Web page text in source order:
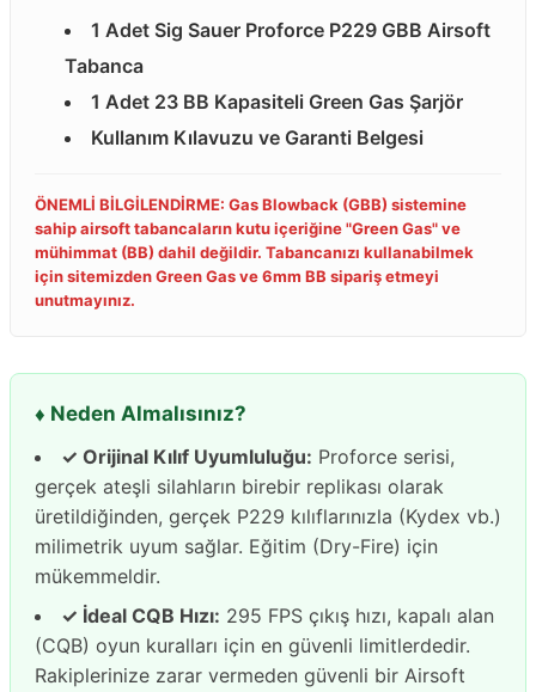
1 Adet Sig Sauer Proforce P229 GBB Airsoft
Tabanca
1 Adet 23 BB Kapasiteli Green Gas Şarjör
Kullanım Kılavuzu ve Garanti Belgesi
ÖNEMLİ BİLGİLENDİRME: Gas Blowback (GBB) sistemine
sahip airsoft tabancaların kutu içeriğine "Green Gas" ve
mühimmat (BB) dahil değildir. Tabancanızı kullanabilmek
için sitemizden Green Gas ve 6mm BB sipariş etmeyi
unutmayınız.
♦️ Neden Almalısınız?
✓ Orijinal Kılıf Uyumluluğu: Proforce serisi,
gerçek ateşli silahların birebir replikası olarak
üretildiğinden, gerçek P229 kılıflarınızla (Kydex vb.)
milimetrik uyum sağlar. Eğitim (Dry-Fire) için
mükemmeldir.
✓ İdeal CQB Hızı: 295 FPS çıkış hızı, kapalı alan
(CQB) oyun kuralları için en güvenli limitlerdedir.
Rakiplerinize zarar vermeden güvenli bir Airsoft